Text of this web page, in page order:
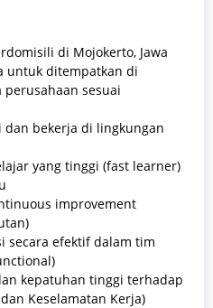
di Mojokerto, Jawa
untuk ditempatkan di
sesuai
dan bekerja di lingkungan
yang tinggi (fast learner)
improvement
secara efektif dalam tim
kepatuhan tinggi terhadap
Keselamatan Kerja)